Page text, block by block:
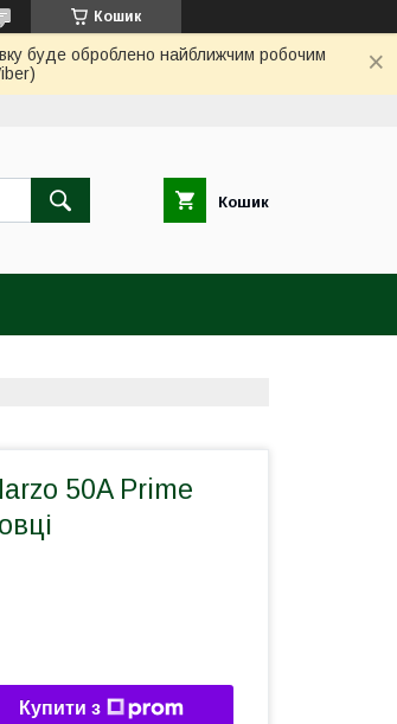
Кошик
буде оброблено найближчим робочим
Кошик
50A Prime
Купити з